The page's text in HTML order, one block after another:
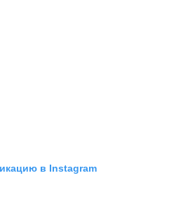
в Instagram